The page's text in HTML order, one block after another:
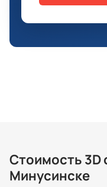
Стоимость 3D
Минусинске